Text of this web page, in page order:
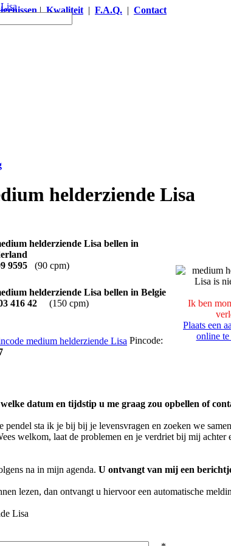
|Kwaliteit | F.A.Q. | Contact
helderziende Lisa
9595
(90 cpm)
Ik ben
Plaats een
online
416 42 (150 cpm)
Pincode:
datum en tijdstip u me graag zou opbellen of
sta ik je bij bij je levensvragen en zoeken we
welkom, laat de problemen en je verdriet bij mij achter
na in mijn agenda. U ontvangt van mij een
lezen, dan ontvangt u hiervoor een automatische
Lisa